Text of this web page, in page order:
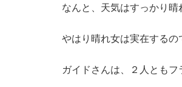
なんと、天気はすっかり晴
やはり晴れ女は実在する
ガイドさんは、２人ともフ